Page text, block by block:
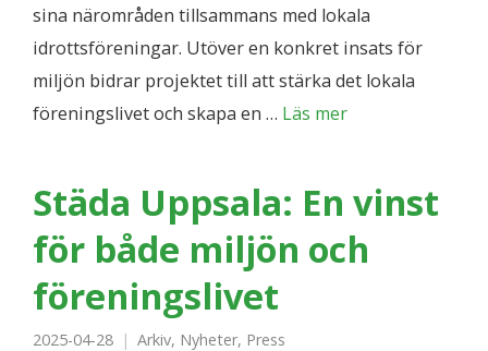
sina närområden tillsammans med lokala
idrottsföreningar. Utöver en konkret insats för
miljön bidrar projektet till att stärka det lokala
föreningslivet och skapa en … Läs mer
Städa Uppsala: En vinst
för både miljön och
föreningslivet
2025-04-28 Arkiv, Nyheter, Press